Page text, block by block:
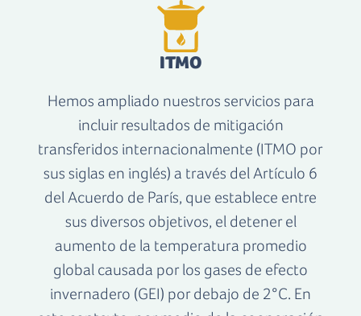
ITMO
Hemos ampliado nuestros servicios para
incluir resultados de mitigación
transferidos internacionalmente (ITMO por
sus siglas en inglés) a través del Artículo 6
del Acuerdo de París, que establece entre
sus diversos objetivos, el detener el
aumento de la temperatura promedio
global causada por los gases de efecto
invernadero (GEI) por debajo de 2°C. En